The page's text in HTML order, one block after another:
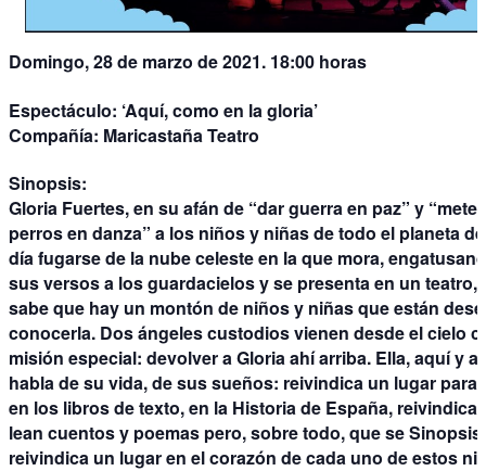
Domingo, 28 de marzo de 2021. 18:00 horas
Espectáculo: ‘Aquí, como en la gloria’
Compañía: Maricastaña Teatro
Sinopsis:
Gloria Fuertes, en su afán de “dar guerra en paz” y
perros en danza” a los niños y niñas de todo el planeta
día fugarse de la nube celeste en la que mora,
sus versos a los guardacielos y se presenta en un teatro,
sabe que hay un montón de niños y niñas que están
conocerla. Dos ángeles custodios vienen desde el cielo
misión especial: devolver a Gloria ahí arriba. Ella, aquí y
habla de su vida, de sus sueños: reivindica un lugar para
en los libros de texto, en la Historia de España, reivindica
lean cuentos y poemas pero, sobre todo, que se
reivindica un lugar en el corazón de cada uno de estos